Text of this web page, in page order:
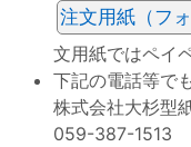
注文用紙（フ
文用紙ではペイ
下記の電話等で
株式会社大杉
059-387-1513